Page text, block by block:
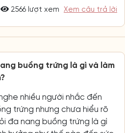
2566 lượt xem Xem câu trả lời
buồng trứng là gì và làm
nhiều người nhắc đến
trứng nhưng chưa hiểu rõ
đa nang buồng trứng là gì